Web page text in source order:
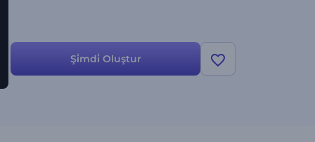
Şi̇mdi̇ Oluştur